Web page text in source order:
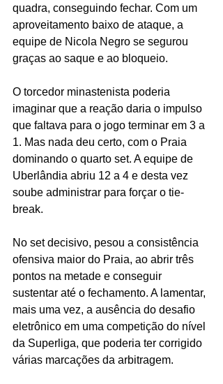
quadra, conseguindo fechar. Com um
aproveitamento baixo de ataque, a
equipe de Nicola Negro se segurou
graças ao saque e ao bloqueio.
O torcedor minastenista poderia
imaginar que a reação daria o impulso
que faltava para o jogo terminar em 3 a
1. Mas nada deu certo, com o Praia
dominando o quarto set. A equipe de
Uberlândia abriu 12 a 4 e desta vez
soube administrar para forçar o tie-
break.
No set decisivo, pesou a consistência
ofensiva maior do Praia, ao abrir três
pontos na metade e conseguir
sustentar até o fechamento. A lamentar,
mais uma vez, a ausência do desafio
eletrônico em uma competição do nível
da Superliga, que poderia ter corrigido
várias marcações da arbitragem.